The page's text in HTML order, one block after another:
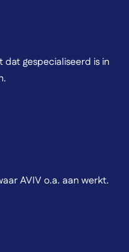
gespecialiseerd is in
AVIV o.a. aan werkt.